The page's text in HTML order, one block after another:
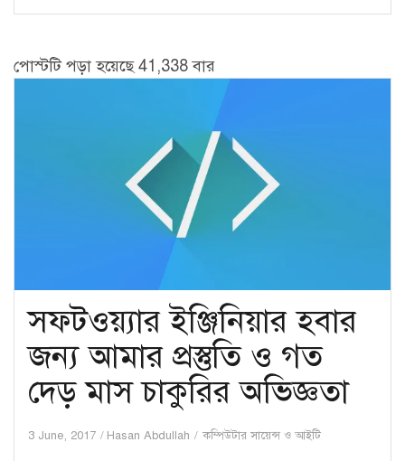
পোস্টটি পড়া হয়েছে 41,338 বার
সফটওয়্যার ইঞ্জিনিয়ার হবার
জন্য আমার প্রস্তুতি ও গত
দেড় মাস চাকুরির অভিজ্ঞতা
3 June, 2017 Hasan Abdullah কম্পিউটার সায়েন্স ও আইটি